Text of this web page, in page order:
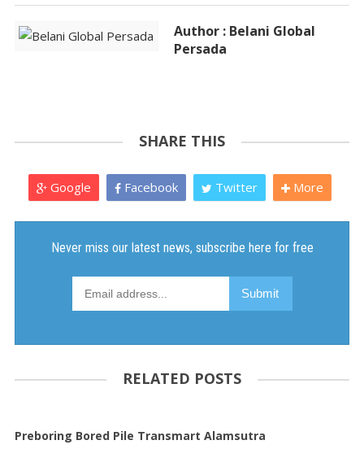
Author : Belani Global
Persada
SHARE THIS
Google Facebook Twitter More
RELATED POSTS
Preboring Bored Pile Transmart Alamsutra